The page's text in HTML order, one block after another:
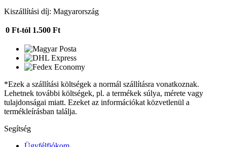
Kiszállítási díj: Magyarország
0 Ft-tól 1.500 Ft
*Ezek a szállítási költségek a normál szállításra vonatkoznak.
Lehetnek további költségek, pl. a termékek súlya, mérete vagy
tulajdonságai miatt. Ezeket az információkat közvetlenül a
termékleírásban találja.
Segítség